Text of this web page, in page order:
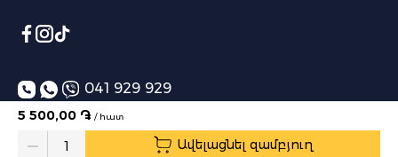
5 500,00 ֏ / հատ
Quantity Ավելացնել զամբյուղ
041 929 929
info@shinshin.am
Առաքման ժամեր՝ 10:00-19:00